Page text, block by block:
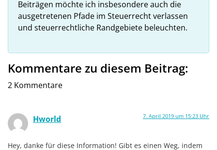
Beiträgen möchte ich insbesondere auch die
ausgetretenen Pfade im Steuerrecht verlassen
und steuerrechtliche Randgebiete beleuchten.
Kommentare zu diesem Beitrag:
2 Kommentare
Hworld 7. April 2019 um 15:23 Uhr
Hey, danke für diese Information! Gibt es einen Weg, indem